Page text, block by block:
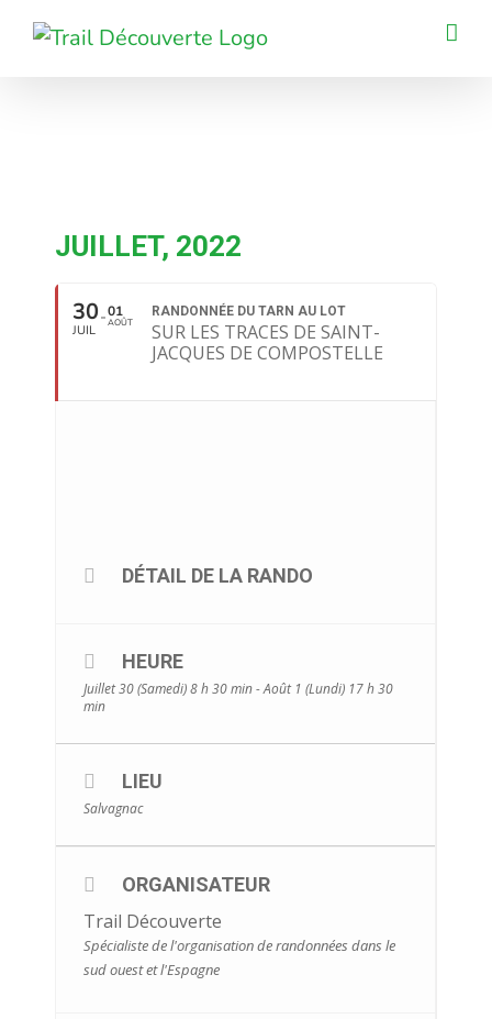
Passer
JUILLET, 2022
30
JUIL
01
AOÛT
RANDONNÉE DU TARN AU LOT
SUR LES TRACES DE SAINT-
JACQUES DE COMPOSTELLE
DÉTAIL DE LA RANDO
HEURE
Juillet 30 (Samedi) 8 h 30 min - Août 1 (Lundi) 17 h 30
min
LIEU
Salvagnac
ORGANISATEUR
Trail Découverte
Spécialiste de l'organisation de randonnées dans le
sud ouest et l'Espagne